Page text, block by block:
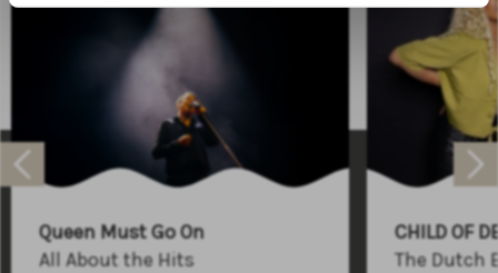
Queen Must Go On
All About the Hits
CHILD OF
The Dutch
+31 (0)591 - 850 856
info@atlastheater.nl